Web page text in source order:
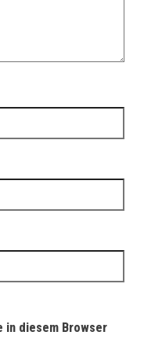
in diesem Browser